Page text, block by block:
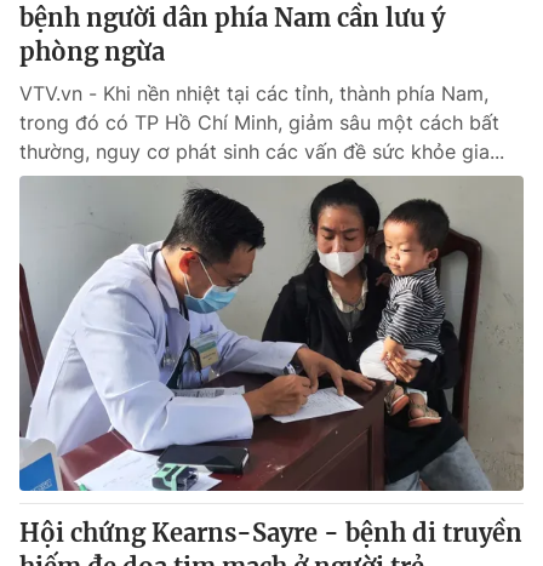
bệnh người dân phía Nam cần lưu ý
phòng ngừa
VTV.vn - Khi nền nhiệt tại các tỉnh, thành phía Nam,
trong đó có TP Hồ Chí Minh, giảm sâu một cách bất
thường, nguy cơ phát sinh các vấn đề sức khỏe gia...
Hội chứng Kearns-Sayre - bệnh di truyền